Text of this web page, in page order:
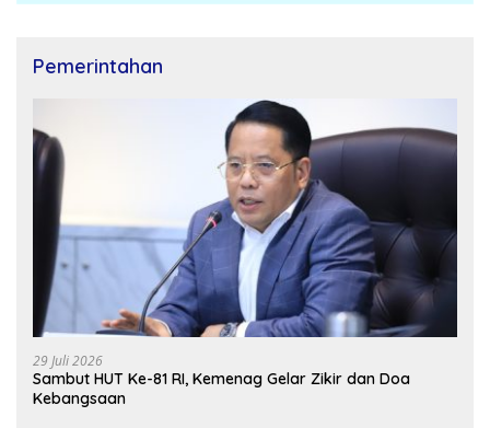
Pemerintahan
29 Juli 2026
Sambut HUT Ke-81 RI, Kemenag Gelar Zikir dan Doa
Kebangsaan